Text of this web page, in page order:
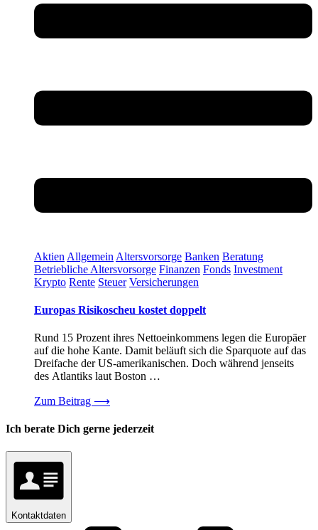
Aktien Allgemein Altersvorsorge Banken Beratung
Betriebliche Altersvorsorge Finanzen Fonds Investment
Krypto Rente Steuer Versicherungen
Europas Risikoscheu kostet doppelt
Rund 15 Prozent ihres Nettoeinkommens legen die Europäer
auf die hohe Kante. Damit beläuft sich die Sparquote auf das
Dreifache der US-amerikanischen. Doch während jenseits
des Atlantiks laut Boston …
Zum Beitrag ⟶
Ich berate Dich gerne jederzeit
Kontaktdaten